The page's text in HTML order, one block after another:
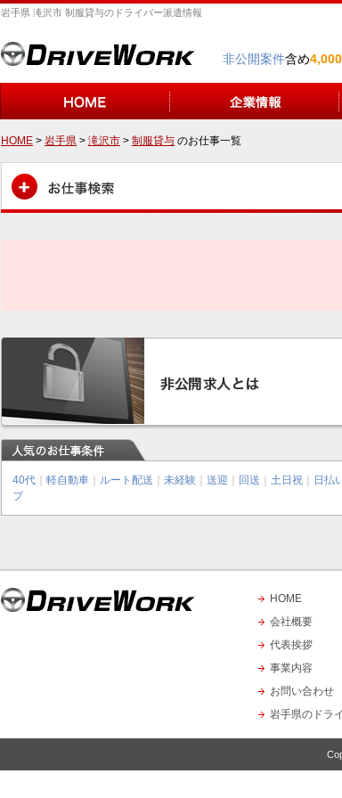
岩手県 滝沢市 制服貸与のドライバー派遣情報
非公開案件含め
HOME > 岩手県 > 滝沢市 > 制服貸与 のお仕事一覧
40代 軽自動車 ルート配送 未経験 送迎 回送 土日祝 日払
プ
HOME
会社概要
代表挨拶
事業内容
お問い合わせ
岩手県のドラ